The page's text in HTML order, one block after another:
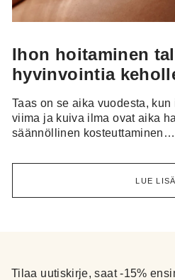
Marjut Kaislakari
Suvi
Parin päivän käytön jälkeen
sileiltä. Hyvin rasvaisen
imeytyy hyvin eikä tunne jää
Ihon hoitaminen
hyvinvointia
Taas on se aika vuodesta,
viima ja kuiva ilma ovat aika
säännöllinen kosteuttaminen…
LUE
Tilaa uutiskirje, saat -15%